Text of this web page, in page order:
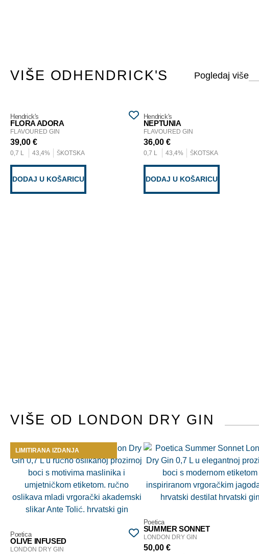
VIŠE ODHENDRICK'S
Hendrick's
FLORA ADORA
FLAVOURED GIN
39,00 €
0,7 L 43,4% ŠKOTSKA
DODAJ U KOŠARICU
Hendrick's
NEPTUNIA
FLAVOURED GIN
36,00 €
0,7 L 43,4% ŠKOTSKA
DODAJ U KOŠARICU
VIŠE OD LONDON DRY GIN
LIMITIRANA IZDANJA
Poetica
OLIVE INFUSED
LONDON DRY GIN
Poetica
SUMMER SONNET
LONDON DRY GIN
50,00 €